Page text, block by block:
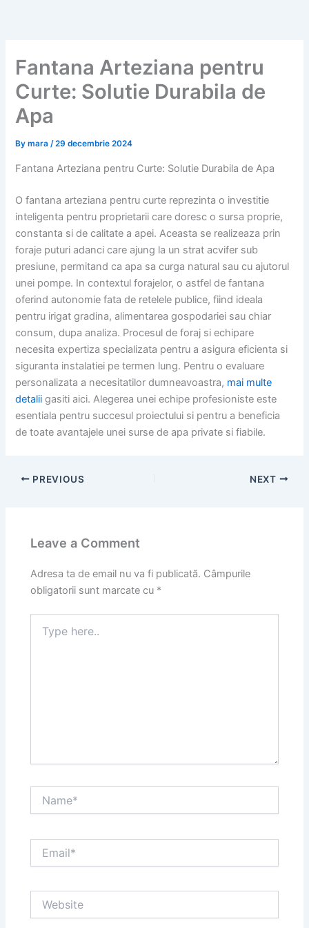
Fantana Arteziana pentru
Curte: Solutie Durabila de
Apa
Bymara/29 decembrie 2024
Fantana Arteziana pentru Curte: Solutie Durabila de Apa
O fantana arteziana pentru curte reprezinta o investitie
inteligenta pentru proprietarii care doresc o sursa proprie,
constanta si de calitate a apei. Aceasta se realizeaza prin
foraje puturi adanci care ajung la un strat acvifer sub
presiune, permitand ca apa sa curga natural sau cu ajutorul
unei pompe. In contextul forajelor, o astfel de fantana
oferind autonomie fata de retelele publice, fiind ideala
pentru irigat gradina, alimentarea gospodariei sau chiar
consum, dupa analiza. Procesul de foraj si echipare
necesita expertiza specializata pentru a asigura eficienta si
siguranta instalatiei pe termen lung. Pentru o evaluare
personalizata a necesitatilor dumneavoastra, mai multe
detalii gasiti aici. Alegerea unei echipe profesioniste este
esentiala pentru succesul proiectului si pentru a beneficia
de toate avantajele unei surse de apa private si fiabile.
PREVIOUS NEXT
Leave a Comment
Adresa ta de email nu va fi publicată. Câmpurile
obligatorii sunt marcate cu *
here..